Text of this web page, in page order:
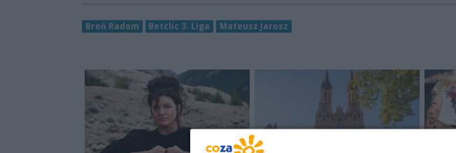
Broń Radom Betclic 3. Liga Mateusz Jarosz